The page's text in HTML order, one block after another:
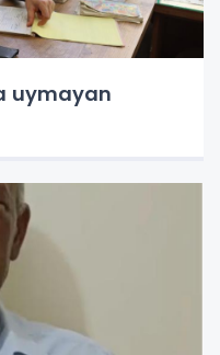
uymayan